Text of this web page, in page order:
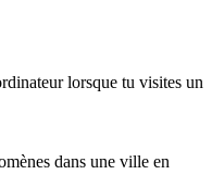
lorsque tu visites un
dans une ville en